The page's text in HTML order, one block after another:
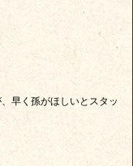
早く孫がほしいとスタッ